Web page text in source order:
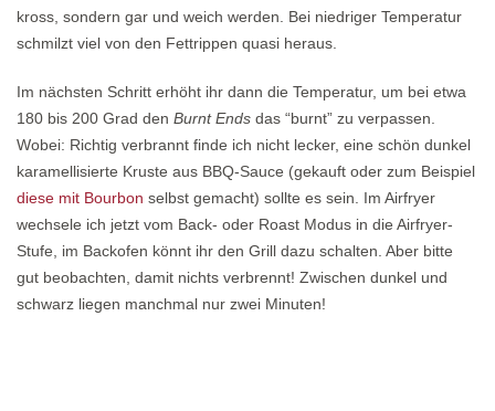
kross, sondern gar und weich werden. Bei niedriger Temperatur
schmilzt viel von den Fettrippen quasi heraus.
Im nächsten Schritt erhöht ihr dann die Temperatur, um bei etwa
180 bis 200 Grad den Burnt Ends das “burnt” zu verpassen.
Wobei: Richtig verbrannt finde ich nicht lecker, eine schön dunkel
karamellisierte Kruste aus BBQ-Sauce (gekauft oder zum Beispiel
diese mit Bourbon selbst gemacht) sollte es sein. Im Airfryer
wechsele ich jetzt vom Back- oder Roast Modus in die Airfryer-
Stufe, im Backofen könnt ihr den Grill dazu schalten. Aber bitte
gut beobachten, damit nichts verbrennt! Zwischen dunkel und
schwarz liegen manchmal nur zwei Minuten!